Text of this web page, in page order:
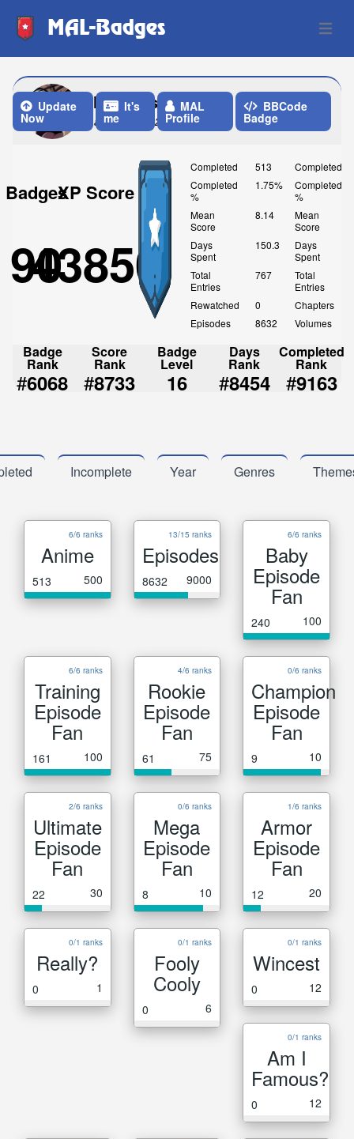
MAL-Badges Open
thisisarist
Last Update: 2 Months ago
Update
Now
It's
me
MAL
Profile
BBCode
Badge
Badges
90
XP Score
43850
Completed
513
Completed
%
1.75%
Mean
Score
8.14
Days
Spent
150.3
Total
Entries
767
Rewatched
0
Episodes
8632
Completed
Completed
%
Mean
Score
Days
Spent
Total
Entries
Chapters
Volumes
Badge
Rank
#6068
Score
Rank
#8733
Badge
Level
16
Days
Rank
#8454
Completed
Rank
#9163
Incomplete Year Genres
6/6 ranks
Anime
513 500
13/15 ranks
Episodes
8632 9000
6/6 ranks
Baby
Episode
Fan
240 100
6/6 ranks
Training
Episode
Fan
161 100
4/6 ranks
Rookie
Episode
Fan
61 75
0/6 ranks
Champion
Episode
Fan
9 10
2/6 ranks
Ultimate
Episode
Fan
22 30
0/6 ranks
Mega
Episode
Fan
8 10
1/6 ranks
Armor
Episode
Fan
12 20
0/1 ranks
Really?
0 1
0/1 ranks
Fooly
Cooly
0 6
0/1 ranks
Wincest
0 12
0/1 ranks
Am I
Famous?
0 12